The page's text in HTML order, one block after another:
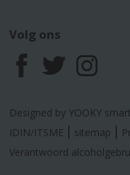
Volg ons
F
a
c
T
w
i
I
n
s
Designed by YOOKY
IDIN/ITSME
sitemap
Verantwoord